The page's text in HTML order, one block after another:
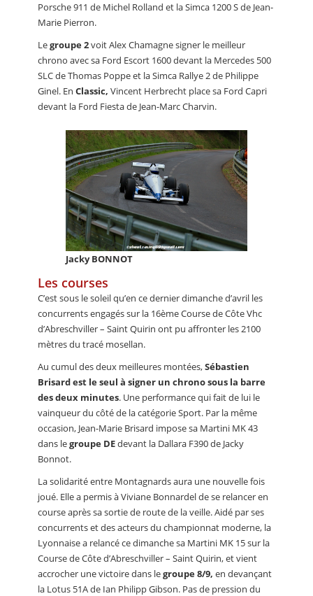
Porsche 911 de Michel Rolland et la Simca 1200 S de Jean-
Marie Pierron.
Legroupe 2voit Alex Chamagne signer le meilleur
chrono avec sa Ford Escort 1600 devant la Mercedes 500
SLC de Thomas Poppe et la Simca Rallye 2 de Philippe
Ginel. En Classic, Vincent Herbrecht place sa Ford Capri
devant la Ford Fiesta de Jean-Marc Charvin.
Jacky BONNOT
Les courses
C’est sous le soleil qu’en ce dernier dimanche d’avril les
concurrents engagés sur la 16ème Course de Côte Vhc
d’Abreschviller – Saint Quirin ont pu affronter les 2100
mètres du tracé mosellan.
Au cumul des deux meilleures montées,Sébastien
Brisard est le seul à signer un chrono sous la barre
des deux minutes. Une performance qui fait de lui le
vainqueur du côté de la catégorie Sport. Par la même
occasion, Jean-Marie Brisard impose sa Martini MK 43
dans legroupe DEdevant la Dallara F390 de Jacky
Bonnot.
La solidarité entre Montagnards aura une nouvelle fois
joué. Elle a permis à Viviane Bonnardel de se relancer en
course après sa sortie de route de la veille. Aidé par ses
concurrents et des acteurs du championnat moderne, la
Lyonnaise a relancé ce dimanche sa Martini MK 15 sur la
Course de Côte d’Abreschviller – Saint Quirin, et vient
accrocher une victoire dans legroupe 8/9, en devançant
la Lotus 51A de Ian Philipp Gibson. Pas de pression du